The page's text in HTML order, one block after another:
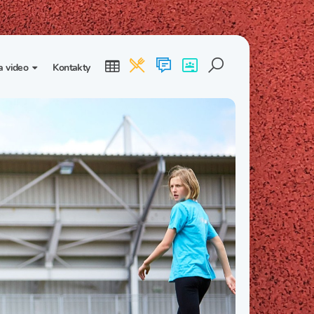
Třída I. B Třída I. C
Třída II. C
Třída III. B Třída III. C
Třída IV. B Třída IV. C
Třída V. B Třída V. C
Třída VI. B Třída VI. C
Třída VII. B Třída VII. C
Třída VIII. C
video Kontakty